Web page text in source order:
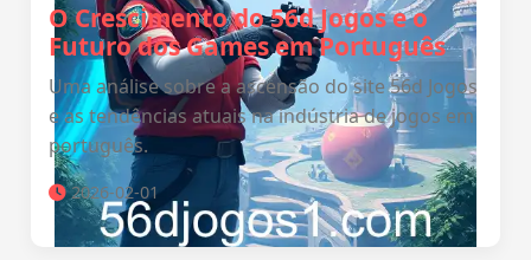
O Crescimento do 56d Jogos e o
Futuro dos Games em Português
Uma análise sobre a ascensão do site 56d Jogos
e as tendências atuais na indústria de jogos em
português.
2026-02-01